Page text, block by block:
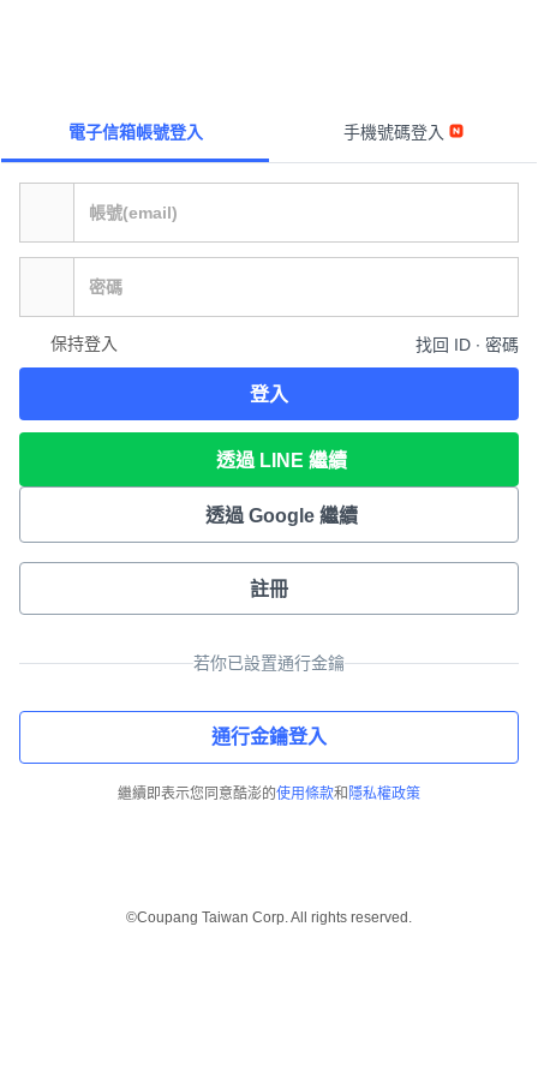
電子信箱帳號登入 手機號碼登入
保持登入 找回 ID ∙ 密碼
登入
透過 LINE 繼續
透過 Google 繼續
註冊
若你已設置通行金鑰
通行金鑰登入
繼續即表示您同意酷澎的使用條款和 隱私權政策
©Coupang Taiwan Corp. All rights reserved.